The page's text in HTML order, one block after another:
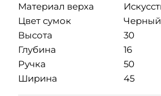
Материал верха
Цвет сумок
Черный
Высота
30
Глубина
16
Ручка
50
Ширина
45